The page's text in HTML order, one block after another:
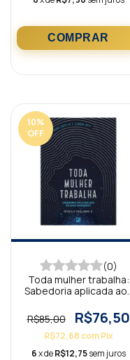
10%
OFF
(0)
Toda mulher trabalha:
Sabedoria aplicada aos
R$85,00
R$76,50
R$72,68 com Pix
6x deR$12,75 sem juros